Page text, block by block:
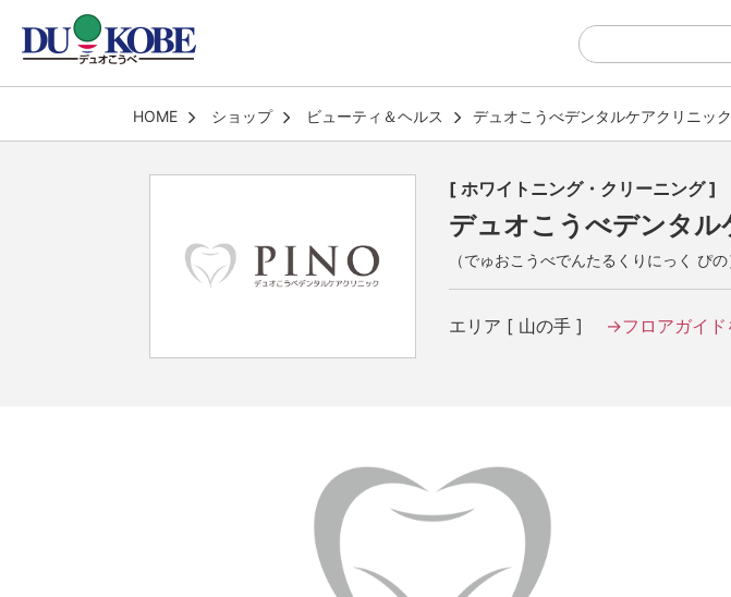
HOME ショップ ビューティ＆ヘルス デュオこうべデンタルケアクリニッ
[ ホワイトニング・クリーニング ]
デュオこうべデンタ
（でゅおこうべでんたるくりにっく ぴの
エリア [ 山の手 ] →フロアガイド